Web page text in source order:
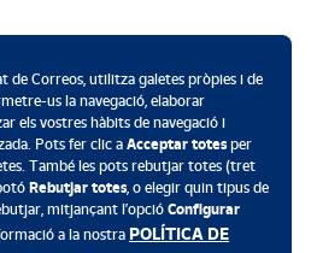
de Correos, utilitza galetes pròpies i de
us la navegació, elaborar
els vostres hàbits de navegació i
Pots fer clic a Acceptar totesper
També les pots rebutjar totes (tret
Rebutjar totes, o elegir quin tipus de
mitjançant l’opció Configurar
a la nostra POLÍTICA DE